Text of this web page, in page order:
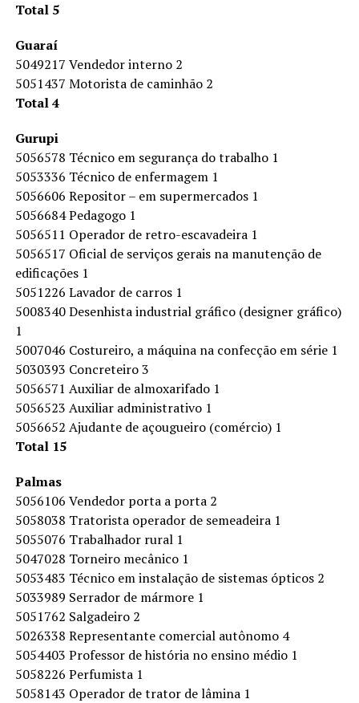
Total 5
Guaraí
5049217 Vendedor interno 2
5051437 Motorista de caminhão 2
Total 4
Gurupi
5056578 Técnico em segurança do trabalho 1
5053336 Técnico de enfermagem 1
5056606 Repositor – em supermercados 1
5056684 Pedagogo 1
5056511 Operador de retro-escavadeira 1
5056517 Oficial de serviços gerais na manutenção de
edificações 1
5051226 Lavador de carros 1
5008340 Desenhista industrial gráfico (designer gráfico)
1
5007046 Costureiro, a máquina na confecção em série 1
5030393 Concreteiro 3
5056571 Auxiliar de almoxarifado 1
5056523 Auxiliar administrativo 1
5056652 Ajudante de açougueiro (comércio) 1
Total 15
Palmas
5056106 Vendedor porta a porta 2
5058038 Tratorista operador de semeadeira 1
5055076 Trabalhador rural 1
5047028 Torneiro mecânico 1
5053483 Técnico em instalação de sistemas ópticos 2
5033989 Serrador de mármore 1
5051762 Salgadeiro 2
5026338 Representante comercial autônomo 4
5054403 Professor de história no ensino médio 1
5058226 Perfumista 1
5058143 Operador de trator de lâmina 1